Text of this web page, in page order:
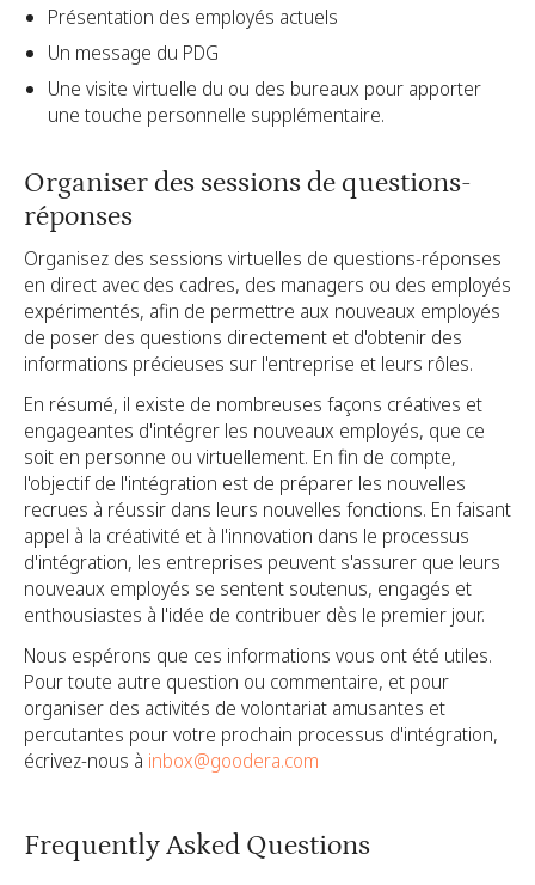
Présentation des employés actuels
Un message du PDG
Une visite virtuelle du ou des bureaux pour apporter
une touche personnelle supplémentaire.
Organiser des sessions de questions-
réponses
Organisez des sessions virtuelles de questions-réponses
en direct avec des cadres, des managers ou des employés
expérimentés, afin de permettre aux nouveaux employés
de poser des questions directement et d'obtenir des
informations précieuses sur l'entreprise et leurs rôles.
En résumé, il existe de nombreuses façons créatives et
engageantes d'intégrer les nouveaux employés, que ce
soit en personne ou virtuellement. En fin de compte,
l'objectif de l'intégration est de préparer les nouvelles
recrues à réussir dans leurs nouvelles fonctions. En faisant
appel à la créativité et à l'innovation dans le processus
d'intégration, les entreprises peuvent s'assurer que leurs
nouveaux employés se sentent soutenus, engagés et
enthousiastes à l'idée de contribuer dès le premier jour.
Nous espérons que ces informations vous ont été utiles.
Pour toute autre question ou commentaire, et pour
organiser des activités de volontariat amusantes et
percutantes pour votre prochain processus d'intégration,
écrivez-nous à inbox@goodera.com
Frequently Asked Questions